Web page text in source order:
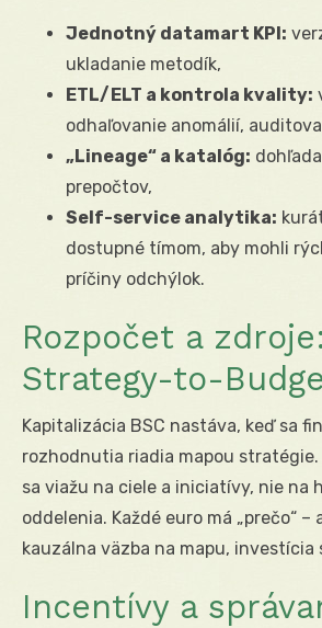
Jednotný datamart KPI:
ukladanie metodík,
ETL/ELT a kontrola kvality:
odhaľovanie anomálií,
„Lineage“ a katalóg:
prepočtov,
Self-service analytika:
dostupné tímom, aby mohli
príčiny odchýlok.
Rozpočet a zdroje:
Strategy-to-
Kapitalizácia BSC nastáva, keď sa
rozhodnutia riadia mapou stratégie.
sa viažu na ciele a iniciatívy, nie na
oddelenia. Každé euro má „prečo“
kauzálna väzba na mapu, investícia
Incentívy a